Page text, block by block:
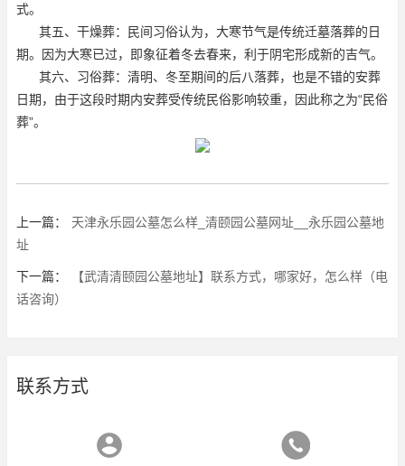
式。
其五、干燥葬：民间习俗认为，大寒节气是传统迁墓落葬的日
期。因为大寒已过，即象征着冬去春来，利于阴宅形成新的吉气。
其六、习俗葬：清明、冬至期间的后八落葬，也是不错的安葬
日期，由于这段时期内安葬受传统民俗影响较重，因此称之为“民俗
葬”。
上一篇：
天津永乐园公墓怎么样_清颐园公墓网址__永乐园公墓地
址
下一篇：
【武清清颐园公墓地址】联系方式，哪家好，怎么样（电
话咨询）
联系方式